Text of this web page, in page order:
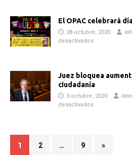
El OPAC celebrará
28 octubre, 2020
desactivados
Juez bloquea
ciudadanía
3 octubre, 2020
desactivados
1 2 … 9 »